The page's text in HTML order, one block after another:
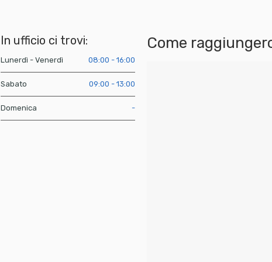
In ufficio ci trovi:
Lunerdì - Venerdì 08:00 - 16:00
Sabato 09:00 - 13:00
Domenica -
Come